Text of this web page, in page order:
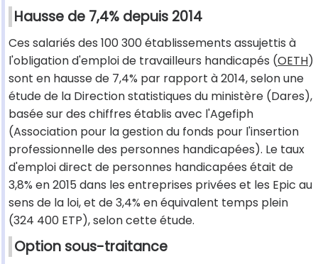
Hausse de 7,4% depuis 2014
Ces salariés des 100 300 établissements assujettis à
l'obligation d'emploi de travailleurs handicapés (OETH)
sont en hausse de 7,4% par rapport à 2014, selon une
étude de la Direction statistiques du ministère (Dares),
basée sur des chiffres établis avec l'Agefiph
(Association pour la gestion du fonds pour l'insertion
professionnelle des personnes handicapées). Le taux
d'emploi direct de personnes handicapées était de
3,8% en 2015 dans les entreprises privées et les Epic au
sens de la loi, et de 3,4% en équivalent temps plein
(324 400 ETP), selon cette étude.
Option sous-traitance